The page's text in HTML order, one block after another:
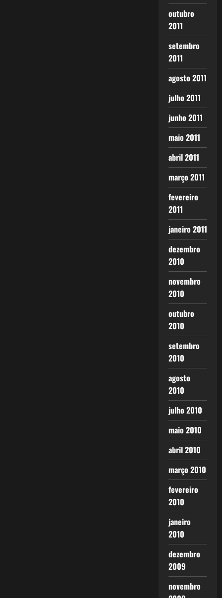
outubro
2011
setembro
2011
agosto 2011
julho 2011
junho 2011
maio 2011
abril 2011
março 2011
fevereiro
2011
janeiro 2011
dezembro
2010
novembro
2010
outubro
2010
setembro
2010
agosto
2010
julho 2010
maio 2010
abril 2010
março 2010
fevereiro
2010
janeiro
2010
dezembro
2009
novembro